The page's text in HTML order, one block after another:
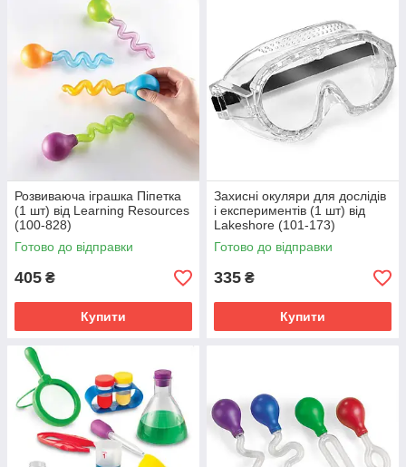
Розвиваюча іграшка Піпетка
(1 шт) від Learning Resources
(100-828)
Готово до відправки
405 ₴
Купити
Захисні окуляри для дослідів
і експериментів (1 шт) від
Lakeshore (101-173)
Готово до відправки
335 ₴
Купити